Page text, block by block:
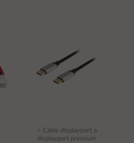
÷ Cable displayport a
displayport premium